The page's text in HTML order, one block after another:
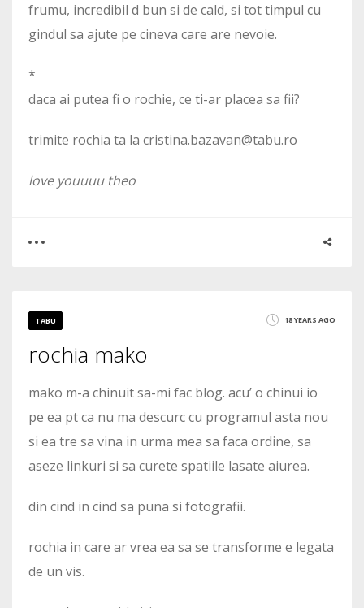
frumu, incredibil d bun si de cald, si tot timpul cu
gindul sa ajute pe cineva care are nevoie.
*
daca ai putea fi o rochie, ce ti-ar placea sa fii?
trimite rochia ta la cristina.bazavan@tabu.ro
love youuuu theo
TABU 18 YEARS AGO
rochia mako
mako m-a chinuit sa-mi fac blog. acu’ o chinui io
pe ea pt ca nu ma descurc cu programul asta nou
si ea tre sa vina in urma mea sa faca ordine, sa
aseze linkuri si sa curete spatiile lasate aiurea.
din cind in cind sa puna si fotografii.
rochia in care ar vrea ea sa se transforme e legata
de un vis.